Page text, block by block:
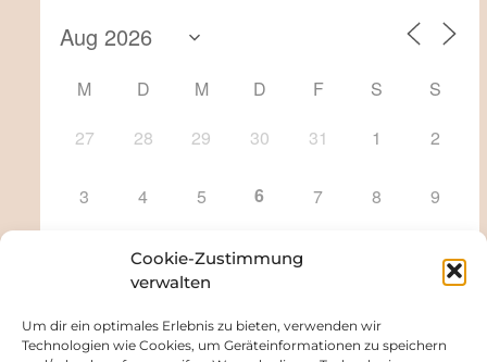
Cookie-Zustimmung
verwalten
Um dir ein optimales Erlebnis zu bieten, verwenden wir
Technologien wie Cookies, um Geräteinformationen zu speichern
M D M D F S
S
27
28 29 30 31 1 2
3 4 5 6 7 8 9
11 12 13 16